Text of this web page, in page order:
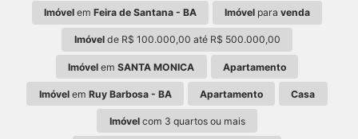
Imóvelem Feira de Santana - BA Imóvel paravenda
Imóvelde R$ 100.000,00 até R$ 500.000,00
Imóvel emSANTA MONICA Apartamento
Imóvelem Ruy Barbosa - BA Apartamento Casa
Imóvelcom 3 quartos ou mais